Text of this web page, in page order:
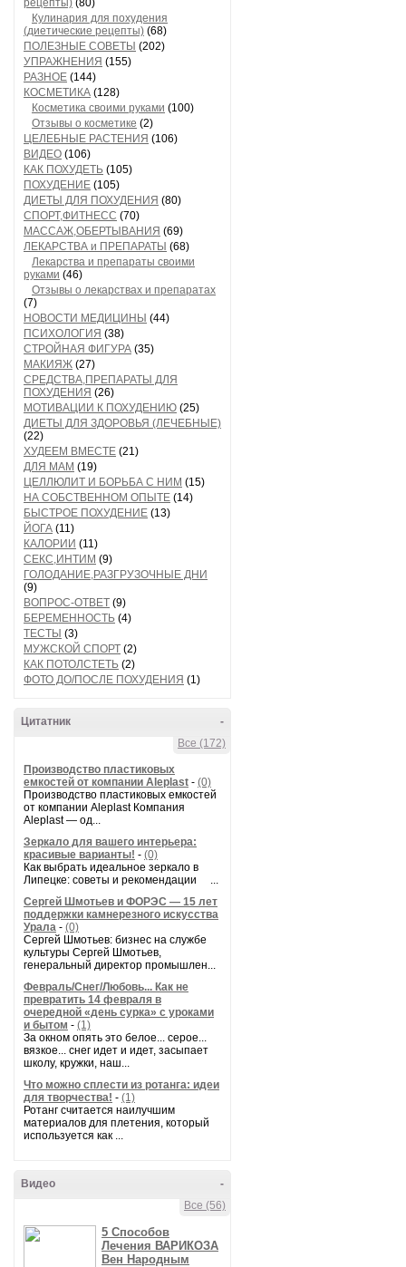
рецепты) (80)
Кулинария для похудения
(диетические рецепты) (68)
ПОЛЕЗНЫЕ СОВЕТЫ (202)
УПРАЖНЕНИЯ (155)
РАЗНОЕ (144)
КОСМЕТИКА (128)
Косметика своими руками (100)
Отзывы о косметике (2)
ЦЕЛЕБНЫЕ РАСТЕНИЯ (106)
ВИДЕО (106)
КАК ПОХУДЕТЬ (105)
ПОХУДЕНИЕ (105)
ДИЕТЫ ДЛЯ ПОХУДЕНИЯ (80)
СПОРТ,ФИТНЕСС (70)
МАССАЖ,ОБЕРТЫВАНИЯ (69)
ЛЕКАРСТВА и ПРЕПАРАТЫ (68)
Лекарства и препараты своими
руками (46)
Отзывы о лекарствах и препаратах
(7)
НОВОСТИ МЕДИЦИНЫ (44)
ПСИХОЛОГИЯ (38)
СТРОЙНАЯ ФИГУРА (35)
МАКИЯЖ (27)
СРЕДСТВА,ПРЕПАРАТЫ ДЛЯ
ПОХУДЕНИЯ (26)
МОТИВАЦИИ К ПОХУДЕНИЮ (25)
ДИЕТЫ ДЛЯ ЗДОРОВЬЯ (ЛЕЧЕБНЫЕ)
(22)
ХУДЕЕМ ВМЕСТЕ (21)
ДЛЯ МАМ (19)
ЦЕЛЛЮЛИТ И БОРЬБА С НИМ (15)
НА СОБСТВЕННОМ ОПЫТЕ (14)
БЫСТРОЕ ПОХУДЕНИЕ (13)
ЙОГА (11)
КАЛОРИИ (11)
СЕКС,ИНТИМ (9)
ГОЛОДАНИЕ,РАЗГРУЗОЧНЫЕ ДНИ
(9)
ВОПРОС-ОТВЕТ (9)
БЕРЕМЕННОСТЬ (4)
ТЕСТЫ (3)
МУЖСКОЙ СПОРТ (2)
КАК ПОТОЛСТЕТЬ (2)
ФОТО ДО/ПОСЛЕ ПОХУДЕНИЯ (1)
-
Цитатник
Все (172)
Производство пластиковых
емкостей от компании Aleplast - (0)
Производство пластиковых емкостей
от компании Aleplast Компания
Aleplast — од...
Зеркало для вашего интерьера:
красивые варианты! - (0)
Как выбрать идеальное зеркало в
Липецке: советы и рекомендации ...
Сергей Шмотьев и ФОРЭС — 15 лет
поддержки камнерезного искусства
Урала - (0)
Сергей Шмотьев: бизнес на службе
культуры Сергей Шмотьев,
генеральный директор промышлен...
Февраль/Снег/Любовь... Как не
превратить 14 февраля в
очередной «день сурка» с уроками
и бытом - (1)
За окном опять это белое... серое...
вязкое... снег идет и идет, засыпает
школу, кружки, наш...
Что можно сплести из ротанга: идеи
для творчества! - (1)
Ротанг считается наилучшим
материалов для плетения, который
используется как ...
-
Видео
Все (56)
5 Способов
Лечения ВАРИКОЗА
Вен Народным